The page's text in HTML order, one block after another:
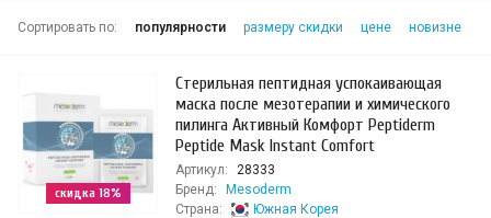
Сортировать по: популярности размеру скидки цене новизне
скидка 18%
Стерильная пептидная успокаивающая
маска после мезотерапии и химического
пилинга Активный Комфорт Peptiderm
Peptide Mask Instant Comfort
Артикул:
28333
Бренд:
Mesoderm
Страна:
Южная Корея